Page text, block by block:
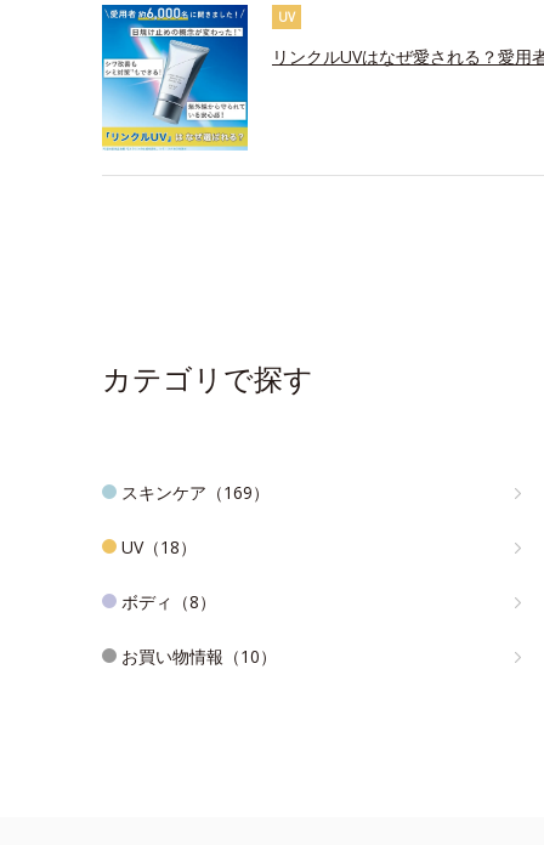
UV
リンクルUVはなぜ愛される？愛
カテゴリで探す
スキンケア（169）
UV（18）
ボディ（8）
お買い物情報（10）